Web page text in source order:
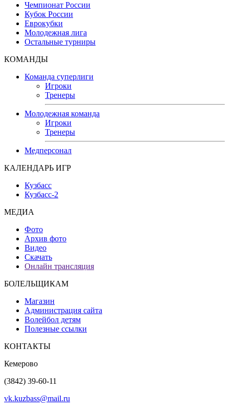
Чемпионат России
Кубок России
Еврокубки
Молодежная лига
Остальные турниры
КОМАНДЫ
Команда суперлиги
Игроки
Тренеры
Молодежная команда
Игроки
Тренеры
Медперсонал
КАЛЕНДАРЬ ИГР
Кузбасс
Кузбасс-2
МЕДИА
Фото
Архив фото
Видео
Скачать
Онлайн трансляция
БОЛЕЛЬЩИКАМ
Магазин
Администрация сайта
Волейбол детям
Полезные ссылки
КОНТАКТЫ
Кемерово
(3842) 39-60-11
vk.kuzbass@mail.ru